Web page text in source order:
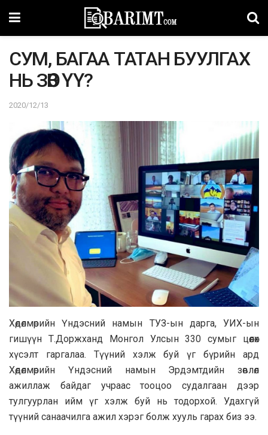
СУМ, БАГАА ТАТАН БУУЛГАХ
НЬ ЗӨВ ҮҮ?
2020/12/13
Хөдөлмөрийн Үндэсний намын ТУЗ-ын дарга, УИХ-ын
гишүүн Т.Доржханд Монгол Улсын 330 сумыг цөөлөх
хүсэлт гаргалаа. Түүний хэлж буй үг бүрийн ард
Хөдөлмөрийн Үндэсний намын Эрдэмтдийн зөвлөл
ажиллаж байдаг учраас тооцоо судалгаан дээр
тулгуурлан ийм үг хэлж буй нь тодорхой. Удахгүй
түүний санаачилга ажил хэрэг болж хууль гарах биз ээ.